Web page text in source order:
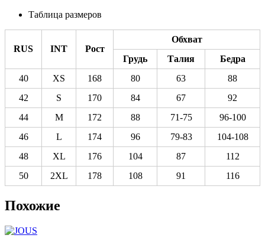
Таблица размеров
RUS INT Рост
Обхват
Грудь
Талия
Бедра
40
XS 168 80 63
88
42
S 170 84 67
92
44
M 172 88 71-75
96-100
46
L 174 96 79-83
104-108
48
XL 176 104 87
112
50
2XL 178 108 91 116
Похожие